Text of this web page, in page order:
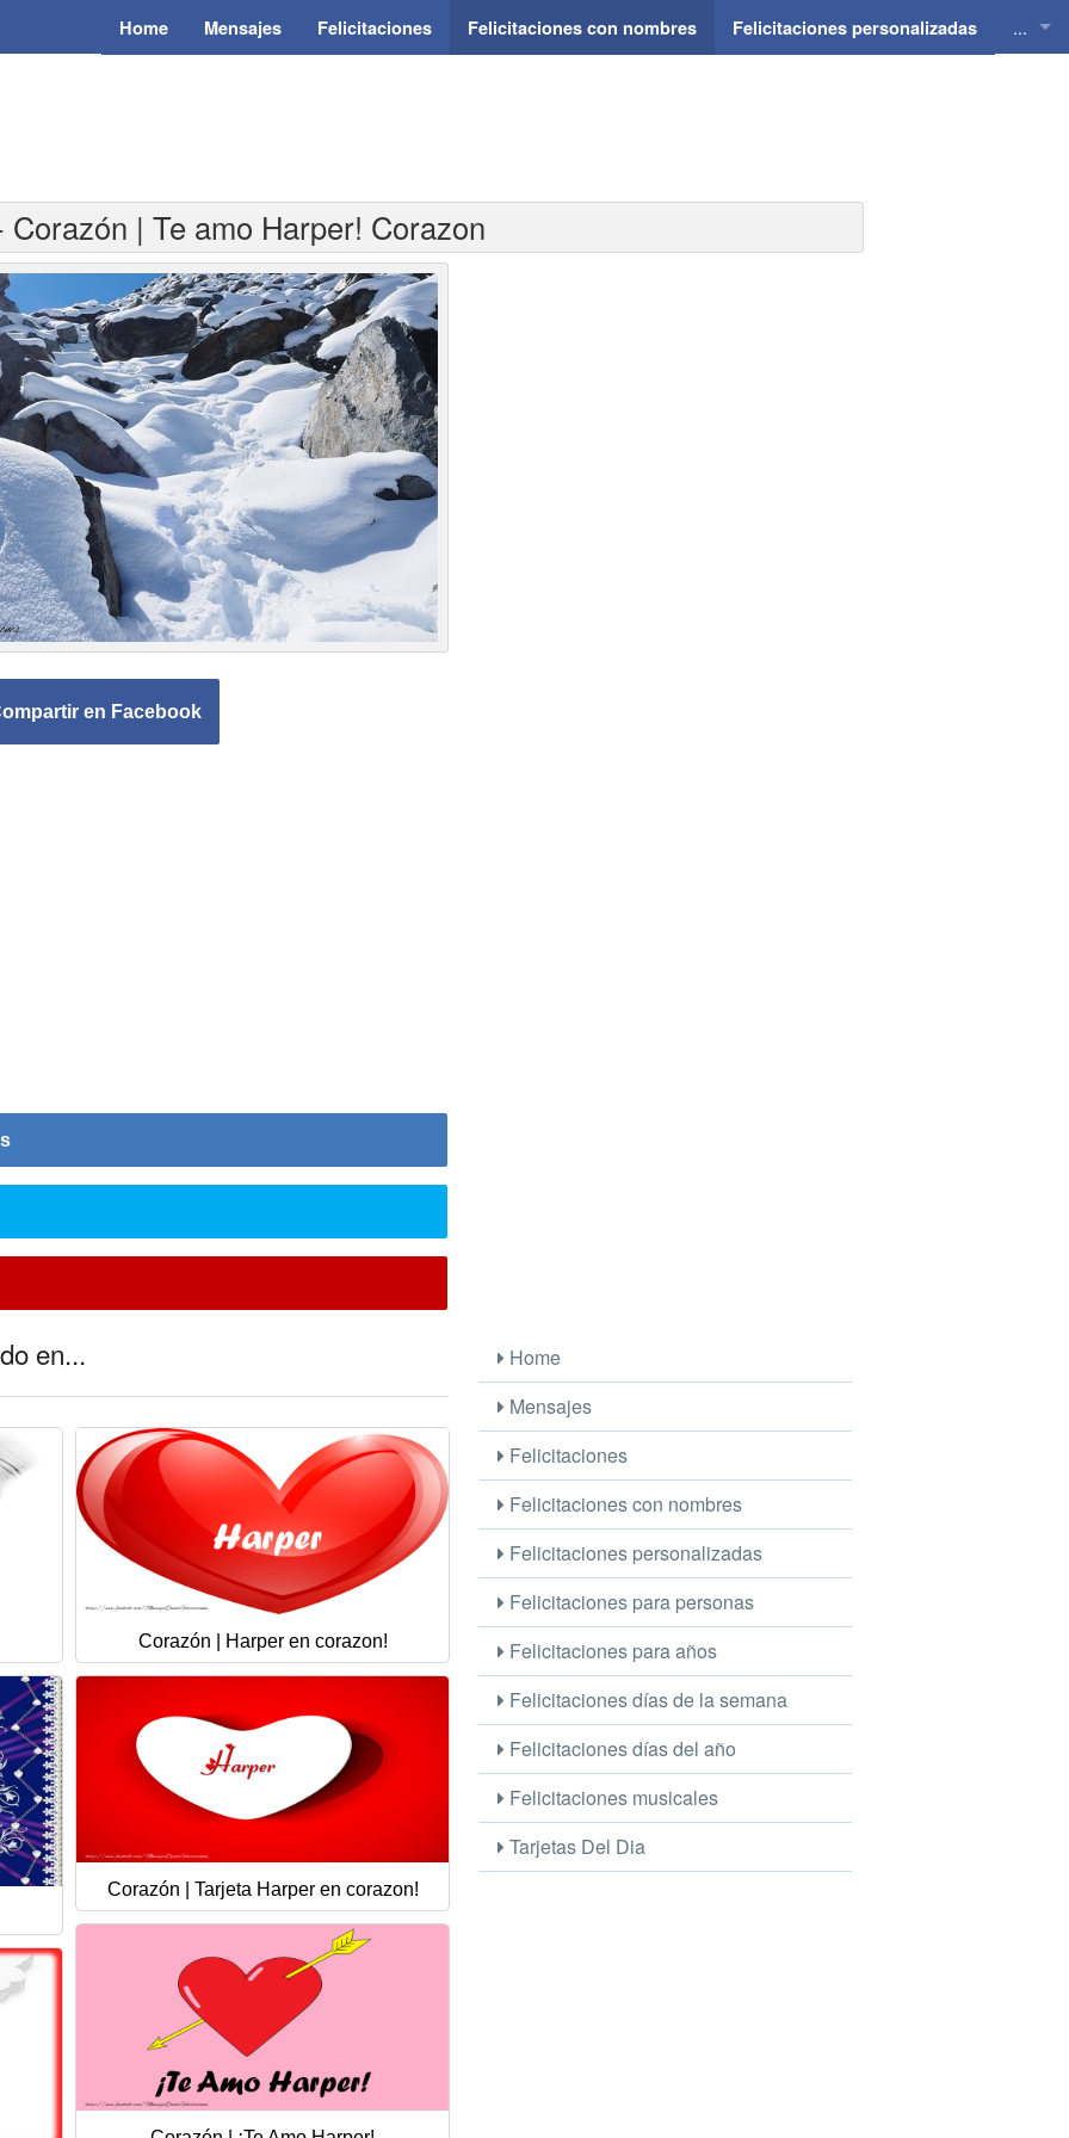
Home Mensajes Felicitaciones Felicitaciones con nombres Felicitaciones personalizadas ...
| Te amo Harper! Corazon
en Facebook
en...
Corazón | Harper en corazon!
Corazón | Tarjeta Harper en corazon!
Home
Mensajes
Felicitaciones
Felicitaciones con nombres
Felicitaciones personalizadas
Felicitaciones para personas
Felicitaciones para años
Felicitaciones días de la semana
Felicitaciones días del año
Felicitaciones musicales
Tarjetas Del Dia